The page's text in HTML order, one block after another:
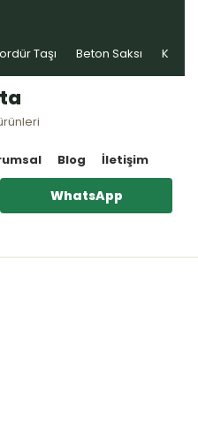
Taşı Beton Saksı Kablo
Blog İletişim
WhatsApp